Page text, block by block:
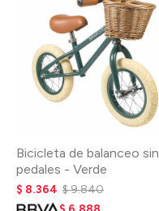
Bicicleta de balanceo sin
pedales - Verde
$ 8.364 $9.840